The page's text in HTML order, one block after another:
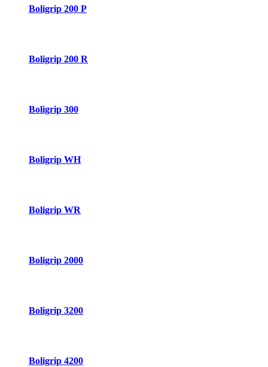
Boligrip 200 P
Boligrip 200 R
Boligrip 300
Boligrip WH
Boligrip WR
Boligrip 2000
Boligrip 3200
Boligrip 4200